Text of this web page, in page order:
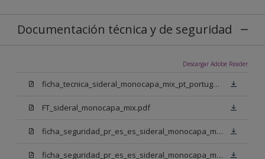
Documentación técnica y de seguridad
Descargar Adobe Reader
ficha_tecnica_sideral_monocapa_mix_pt_portugal.pdf
FT_sideral_monocapa_mix.pdf
ficha_seguridad_pr_es_es_sideral_monocapa_mix_bn.pdf
ficha_seguridad_pr_es_es_sideral_monocapa_mix_bb.pdf